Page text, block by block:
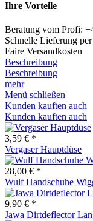
Ihre Vorteile
Beratung vom Profi:
Schnelle Lieferung
Faire Versandkosten
Beschreibung
Beschreibung
mehr
Menü schließen
Kunden kauften auch
Kunden kauften auch
3,59 € *
Vergaser Hauptdüse
28,00 € *
Wulf Handschuhe
9,90 € *
Jawa Dirtdeflector